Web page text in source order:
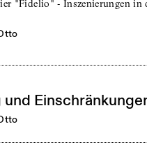
"Fidelio" - Inszenierungen in